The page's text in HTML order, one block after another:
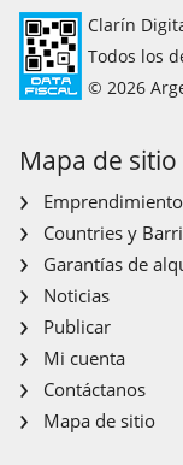
Clarín
Todos los
© 2026
Mapa de sitio
Countries y
Garantías de
Noticias
Publicar
Mi cuenta
Contáctanos
Mapa de sitio